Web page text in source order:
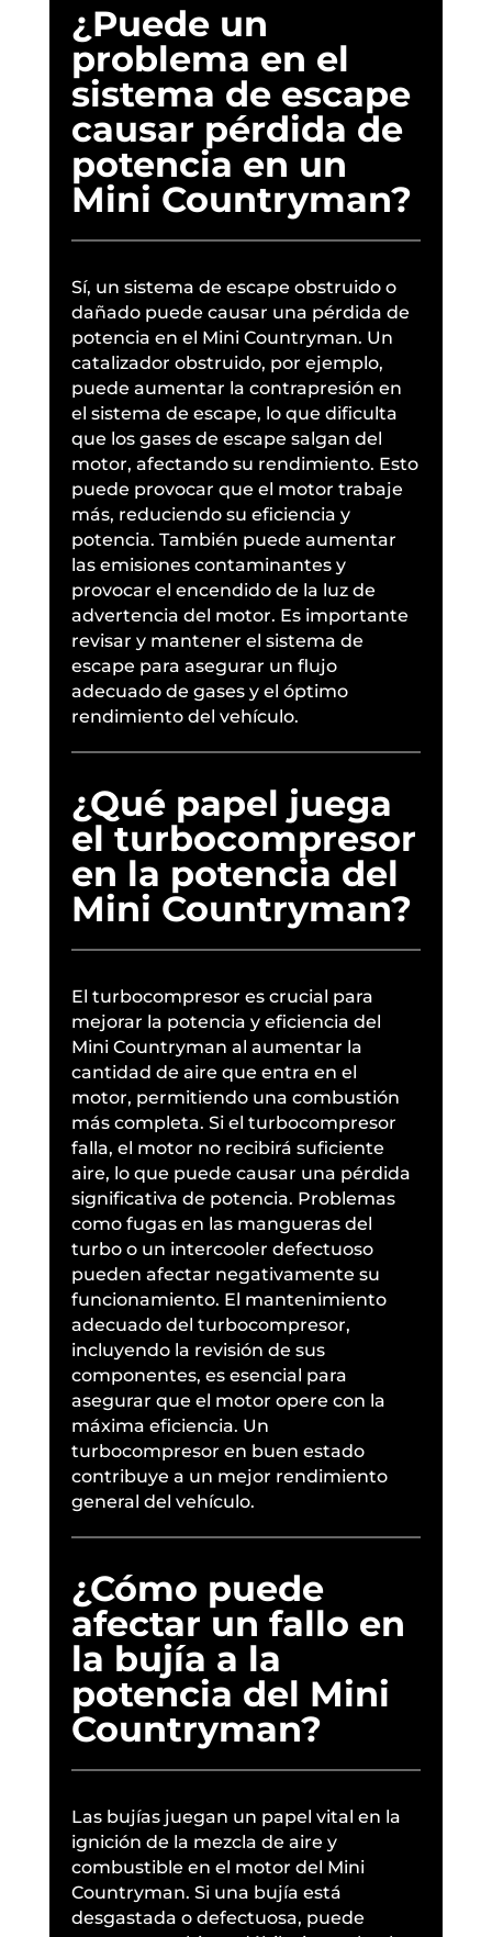
¿Puede un
problema en el
sistema de escape
causar pérdida de
potencia en un
Mini Countryman?
Sí, un sistema de escape obstruido o
dañado puede causar una pérdida de
potencia en el Mini Countryman. Un
catalizador obstruido, por ejemplo,
puede aumentar la contrapresión en
el sistema de escape, lo que dificulta
que los gases de escape salgan del
motor, afectando su rendimiento. Esto
puede provocar que el motor trabaje
más, reduciendo su eficiencia y
potencia. También puede aumentar
las emisiones contaminantes y
provocar el encendido de la luz de
advertencia del motor. Es importante
revisar y mantener el sistema de
escape para asegurar un flujo
adecuado de gases y el óptimo
rendimiento del vehículo.
¿Qué papel juega
el turbocompresor
en la potencia del
Mini Countryman?
El turbocompresor es crucial para
mejorar la potencia y eficiencia del
Mini Countryman al aumentar la
cantidad de aire que entra en el
motor, permitiendo una combustión
más completa. Si el turbocompresor
falla, el motor no recibirá suficiente
aire, lo que puede causar una pérdida
significativa de potencia. Problemas
como fugas en las mangueras del
turbo o un intercooler defectuoso
pueden afectar negativamente su
funcionamiento. El mantenimiento
adecuado del turbocompresor,
incluyendo la revisión de sus
componentes, es esencial para
asegurar que el motor opere con la
máxima eficiencia. Un
turbocompresor en buen estado
contribuye a un mejor rendimiento
general del vehículo.
¿Cómo puede
afectar un fallo en
la bujía a la
potencia del Mini
Countryman?
Las bujías juegan un papel vital en la
ignición de la mezcla de aire y
combustible en el motor del Mini
Countryman. Si una bujía está
desgastada o defectuosa, puede